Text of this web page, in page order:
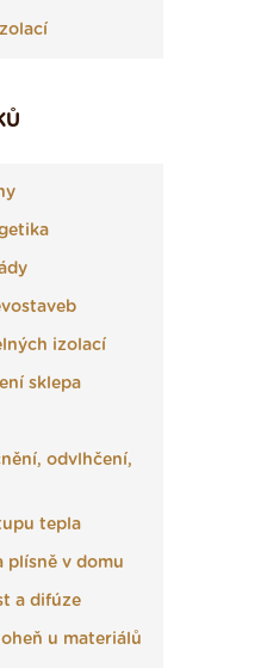
izolací
sklepa
odvlhčení,
tepla
plísně v domu
a difúze
u materiálů